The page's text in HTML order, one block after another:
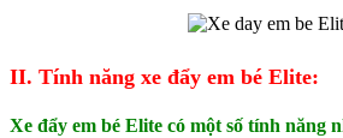
II. Tính năng xe đẩy em bé Elite:
Xe đẩy em bé Elite có một số tính năng